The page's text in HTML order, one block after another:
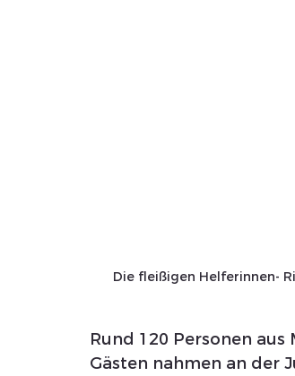
Die fleißigen Helferinnen-
Rund 120 Personen
Gästen nahmen an der